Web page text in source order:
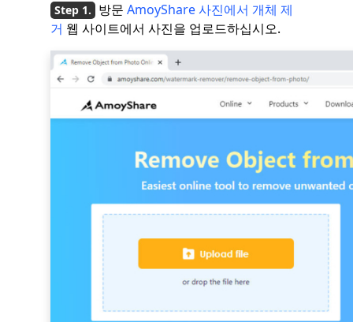
방문 AmoyShare 사진에서 개체 제
거 웹 사이트에서 사진을 업로드하십시오.